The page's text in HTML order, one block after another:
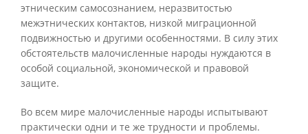
этническим самосознанием, неразвитостью
межэтнических контактов, низкой миграционной
подвижностью и другими особенностями. В силу этих
обстоятельств малочисленные народы нуждаются в
особой социальной, экономической и правовой
защите.
Во всем мире малочисленные народы испытывают
практически одни и те же трудности и проблемы.